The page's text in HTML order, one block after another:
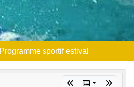
Programme sportif estival